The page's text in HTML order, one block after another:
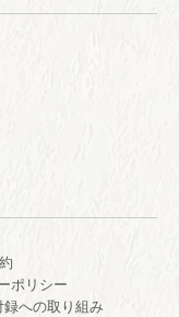
ポリシー
への取り組み